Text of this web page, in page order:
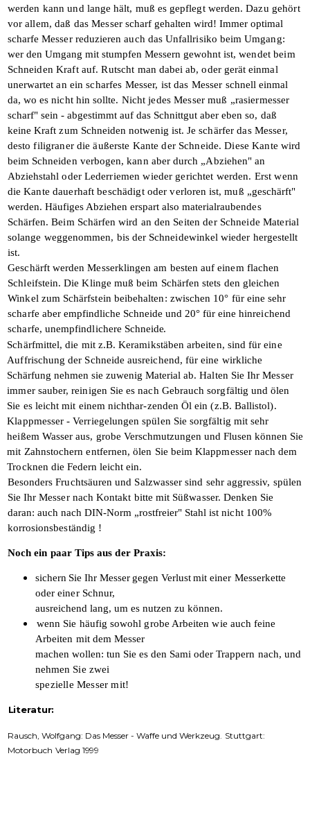
werden kann und lange hält, muß es gepflegt werden.Dazu gehört
vor allem, daß das Messerscharf gehalten wird! Immer optimal
scharfe Messer reduzieren auch das Unfallrisiko beim Umgang:
wer denUmgang mit stumpfen Messern gewohnt ist,wendet beim
Schneiden Kraft auf. Rutscht man dabei ab, oder gerät einmal
unerwartetan ein scharfes Messer, ist das Messer schnell einmal
da, wo es nicht hin sollte. Nicht jedes Messer muß „rasiermesser­
scharf" sein - abgestimmt auf das Schnittgut aber eben so, daß
keine Kraft zum Schneiden notwenig ist. Je schärfer das Messer,
desto filigraner die äußerste Kante der Schneide. Diese Kante wird
beim Schneiden verbogen, kann aber durch „Abziehen" an
Abziehstahl oder Lederriemen wieder gerichtet werden. Erst wenn
die Kante dauerhaft beschädigt oderverloren ist, muß „geschärft"
werden.Häufiges Abziehen erspart also materialrau­bendes
Schärfen. Beim Schärfen wird an den Seiten der Schneide Material
solange weggenommen, bis der Schneidewinkel wieder hergestellt
ist.
Geschärft werden Messerklingen am besten auf einem flachen
Schleifstein. Die Klinge muß beim Schärfen stets den gleichen
Winkel zum Schärfstein beibehalten: zwischen 10° für eine sehr
scharfe aberempfindliche Schneide und 20° für einehinreichend
scharfe, unempfindlichere Schneide.
Schärfmittel, die mit z.B. Keramikstäben arbeiten, sind für eine
Auffrischung der Schneide ausreichend, für eine wirkliche
Schärfung nehmen sie zuwenig Material ab.Halten Sie Ihr Messer
immer sauber, reinigen Sie es nach Gebrauch sorgfältig und ölen
Sie es leicht mit einem nichthar-zenden Öl ein (z.B. Ballistol).
Klappmesser - Verriegelungen spülen Sie sorgfältig mit sehr
heißem Wasser aus, grobe Verschmutzungen und Flusen können Sie
mit Zahnstochern entfernen, ölen Sie beim Klappmesser nach dem
Trocknen dieFedern leicht ein.
Besonders Fruchtsäuren und Salzwasser sind sehr aggressiv, spülen
Sie Ihr Messer nach Kontakt bitte mit Süßwasser. Denken Sie
daran: auch nach DIN-Norm „rostfreier" Stahl ist nicht 100%
korrosionsbeständig !
Noch ein paar Tips aus der Praxis:
sichern Sie Ihr Messer gegen Verlust miteiner Messerkette
oder einer Schnur,
ausreichend lang, um es nutzen zu können.
wenn Sie häufig sowohl grobe Arbeiten wie auch feine
Arbeiten mit dem Messer
machen wollen: tun Sie es den Sami oder Trappern nach, und
nehmen Sie zwei
spezielle Messer mit!
Literatur:
Rausch, Wolfgang: Das Messer - Waffe und Werkzeug. Stuttgart:
Motorbuch Verlag1999